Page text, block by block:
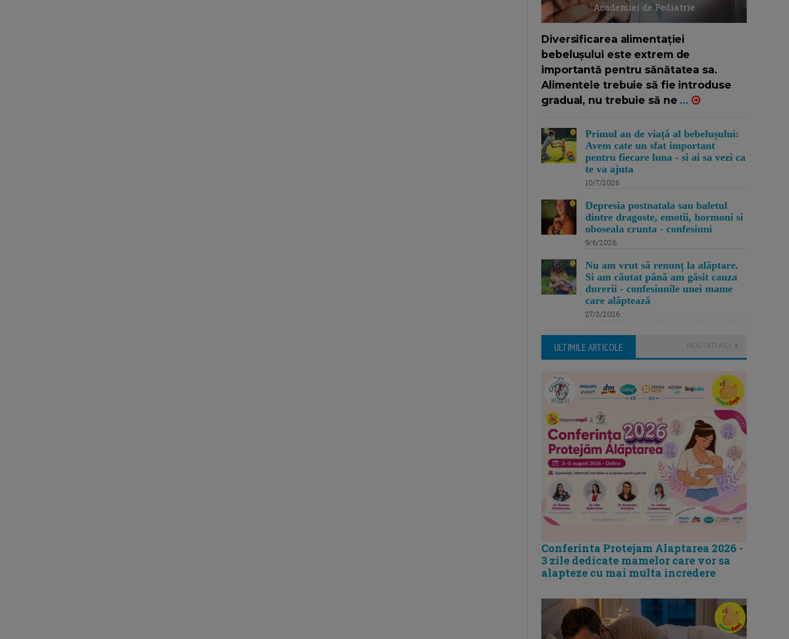
Academiei de Pediatrie
Diversificarea alimentației
bebelușului este extrem de
importantă pentru sănătatea sa.
Alimentele trebuie să fie introduse
gradual, nu trebuie să ne ...
Primul an de viață al bebelușului:
Avem cate un sfat important
pentru fiecare luna - si ai sa vezi ca
te va ajuta
10/7/2026
Depresia postnatala sau baletul
dintre dragoste, emotii, hormoni si
oboseala crunta - confesiuni
9/6/2026
Nu am vrut să renunț la alăptare.
Si am căutat până am găsit cauza
durerii - confesiunile unei mame
care alăptează
27/3/2026
ULTIMILE ARTICOLE NOUTATI AICI
Conferinta Protejam Alaptarea 2026 -
3 zile dedicate mamelor care vor sa
alapteze cu mai multa incredere